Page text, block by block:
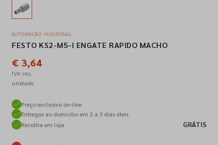
Contactos
Siga-nos nas redes sociais
AUTOMAÇÃO INDUSTRIAL
FESTO KS2-M5-I ENGATE RAPIDO MACHO
€ 3,64
IVA inc.
unidade
Preço exclusivo on-line
Entregas ao domicílio em 2 a 3 dias úteis
Recolha em loja
GRÁTIS